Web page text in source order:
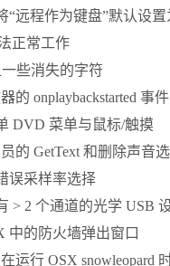
“远程作为键盘”默认设置
正常工作
些消失的字符
的 onplaybackstarted 事件
DVD 菜单与鼠标/触摸
的 GetText 和删除声音
误采样率选择
> 2 个通道的光学 USB
中的防火墙弹出窗口
运行 OSX snowleopard